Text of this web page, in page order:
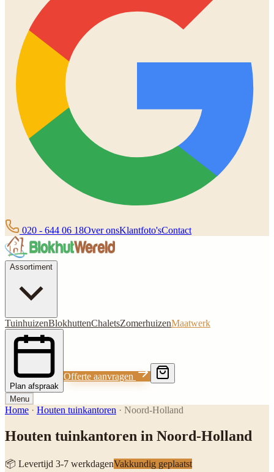
020 - 644 06 18Over onsKlantfoto'sContact
Assortiment
TuinhuizenBlokhuttenChaletsZomerhuizenMaatwerk
Plan afspraak
Offerte aanvragen
Menu
Home · Houten tuinkantoren · Noord-Holland
Houten tuinkantoren in Noord-Holland
📦 Levertijd 3-7 werkdagenVakkundig geplaatst